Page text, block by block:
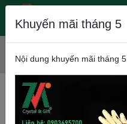
Qùa tặng để bàn 8
Khuyến mãi tháng 5
Nội dung khuyến mãi tháng 5